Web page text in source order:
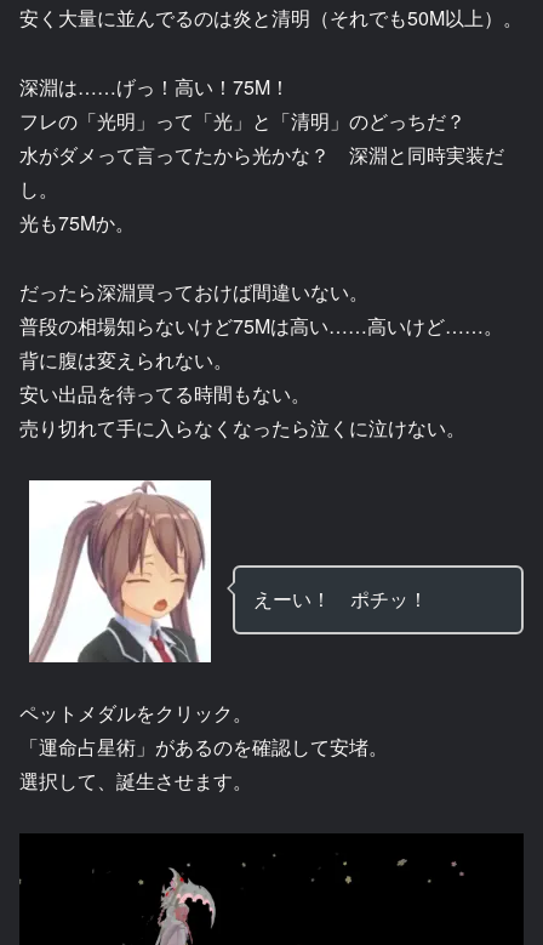
安く大量に並んでるのは炎と清明（それでも50M以上）。
深淵は……げっ！高い！75M！
フレの「光明」って「光」と「清明」のどっちだ？
水がダメって言ってたから光かな？ 深淵と同時実装だ
し。
光も75Mか。
だったら深淵買っておけば間違いない。
普段の相場知らないけど75Mは高い……高いけど……。
背に腹は変えられない。
安い出品を待ってる時間もない。
売り切れて手に入らなくなったら泣くに泣けない。
えーい！ ポチッ！
ペットメダルをクリック。
「運命占星術」があるのを確認して安堵。
選択して、誕生させます。